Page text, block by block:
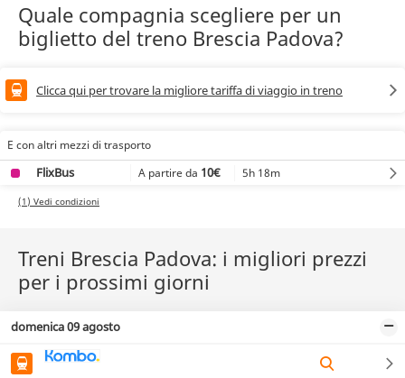
Quale compagnia scegliere per un
biglietto del treno Brescia Padova?
Clicca qui per trovare la migliore tariffa di viaggio in treno
E con altri mezzi di trasporto
FlixBus A partire da 10€ 5h 18m
(1) Vedi condizioni
Treni Brescia Padova: i migliori prezzi
per i prossimi giorni
domenica 09 agosto